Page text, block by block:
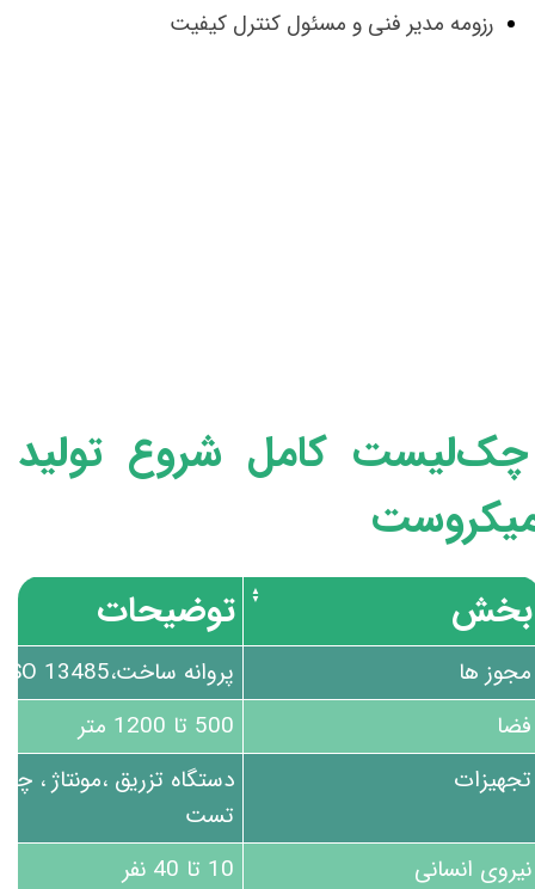
رزومه مدیر فنی و مسئول کنترل کیفیت
کامل شروع تولید
بخش توضیحات
مجوز ها
پروانه ساخت،ISO 13485
فضا
500 تا 1200 متر
تجهیزات
دستگاه تزریق ،مونتاژ ،
تست
نیروی انسانی
10 تا 40 نفر